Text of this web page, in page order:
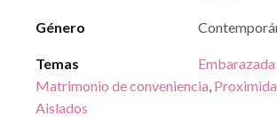
Género
Temas Embarazada
Matrimonio de conveniencia,
Aislados